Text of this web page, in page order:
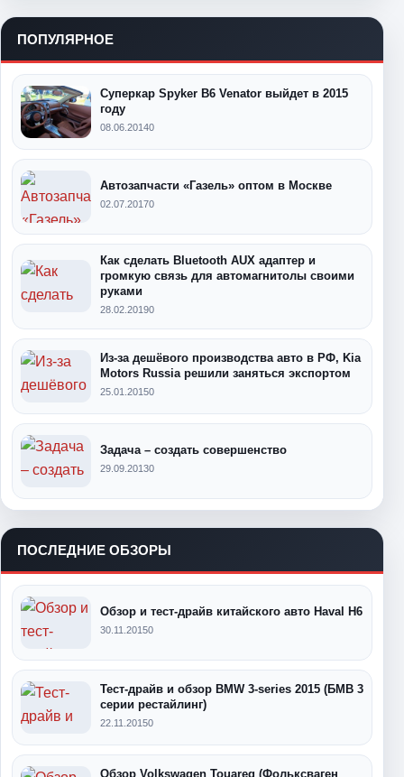
ПОПУЛЯРНОЕ
Суперкар Spyker B6 Venator выйдет в 2015
году
08.06.20140
Автозапчасти «Газель» оптом в Москве
02.07.20170
Как сделать Bluetooth AUX адаптер и
громкую связь для автомагнитолы своими
руками
28.02.20190
Из-за дешёвого производства авто в РФ, Kia
Motors Russia решили заняться экспортом
25.01.20150
Задача – создать совершенство
29.09.20130
ПОСЛЕДНИЕ ОБЗОРЫ
Обзор и тест-драйв китайского авто Haval H6
30.11.20150
Тест-драйв и обзор BMW 3-series 2015 (БМВ 3
серии рестайлинг)
22.11.20150
Обзор Volkswagen Touareg (Фольксваген